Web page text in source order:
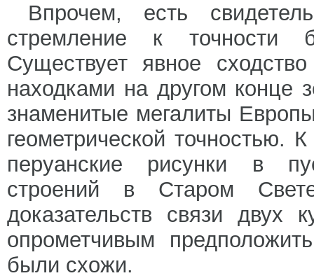
Впрочем, есть
стремление к точности
Существует явное
находками на другом конце
знаменитые мегалиты
геометрической точностью.
перуанские рисунки в
строений в Старом
доказательств связи двух
опрометчивым
были схожи.